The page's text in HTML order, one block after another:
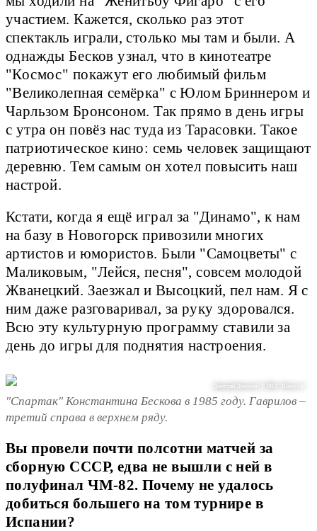
участием. Кажется, сколько раз этот
спектакль играли, столько мы там и были. А
однажды Бесков узнал, что в кинотеатре
"Космос" покажут его любимый фильм
"Великолепная семёрка" с Юлом Бриннером и
Чарльзом Бронсоном. Так прямо в день игры
с утра он повёз нас туда из Тарасовки. Такое
патриотическое кино: семь человек защищают
деревню. Тем самым он хотел повысить наш
настрой.
Кстати, когда я ещё играл за "Динамо", к нам
на базу в Новогорск привозили многих
артистов и юмористов. Были "Самоцветы" с
Маликовым, "Лейся, песня", совсем молодой
Жванецкий. Заезжал и Высоцкий, пел нам. Я с
ним даже разговаривал, за руку здоровался.
Всю эту культурную программу ставили за
день до игры для поднятия настроения.
Дмитрий Донской / © РИА "Новости"
"Спартак" Константина Бескова в 1985 году. Гаврилов –
третий справа в верхнем ряду.
Вы провели почти полсотни матчей за
сборную СССР, едва не вышли с ней в
полуфинал ЧМ-82. Почему не удалось
добиться большего на том турнире в
Испании?